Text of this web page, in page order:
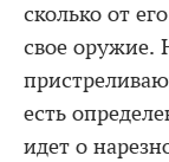
сколько от
свое оружие.
есть
идет о